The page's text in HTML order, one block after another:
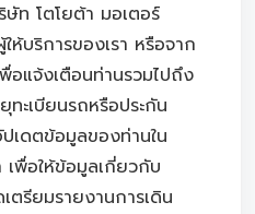
ษัท โตโยต้า มอเตอร์
ห้บริการของเรา หรือจาก
อแจ้งเตือนท่านรวมไปถึง
ะเบียนรถหรือประกัน
เดตข้อมูลของท่านใน
เพื่อให้ข้อมูลเกี่ยวกับ
รียมรายงานการเดิน